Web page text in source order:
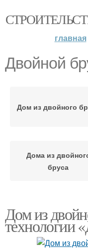
главная
Двойной
Дом из двойного
Дома из
бруса
Дом из
технологии